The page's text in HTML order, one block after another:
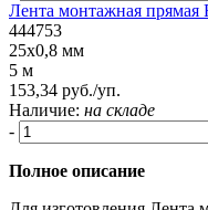
Лента монтажная прямая
444753
25x0,8 мм
5 м
153,34 руб./уп.
Наличие: на складе
-
Полное описание